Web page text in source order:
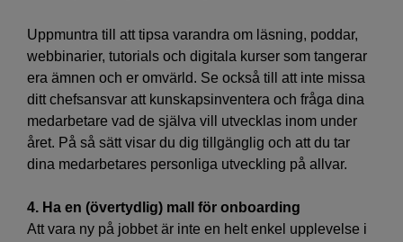
Uppmuntra till att tipsa varandra om läsning, poddar,
webbinarier, tutorials och digitala kurser som tangerar
era ämnen och er omvärld. Se också till att inte missa
ditt chefsansvar att kunskapsinventera och fråga dina
medarbetare vad de själva vill utvecklas inom under
året. På så sätt visar du dig tillgänglig och att du tar
dina medarbetares personliga utveckling på allvar.
4. Ha en (övertydlig) mall för onboarding
Att vara ny på jobbet är inte en helt enkel upplevelse i